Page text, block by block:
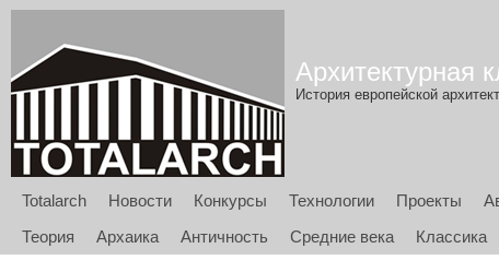
Архитектурная
История европейской
Totalarch Новости Конкурсы Технологии Проекты
Теория
Архаика Античность Средние века Классика